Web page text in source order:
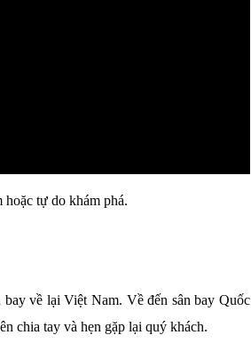
tự do khám phá.
về lại Việt Nam. Về đến sân bay Quốc
chia tay và hẹn gặp lại quý khách.